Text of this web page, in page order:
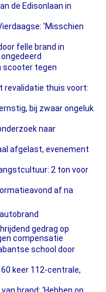
de Edisonlaan in
'Misschien
felle brand in
scooter tegen
revalidatie thuis voort:
bij zwaar ongeluk
naar
afgelast, evenement
2 ton voor
af na
gedrag op
compensatie
school door
keer 112-centrale,